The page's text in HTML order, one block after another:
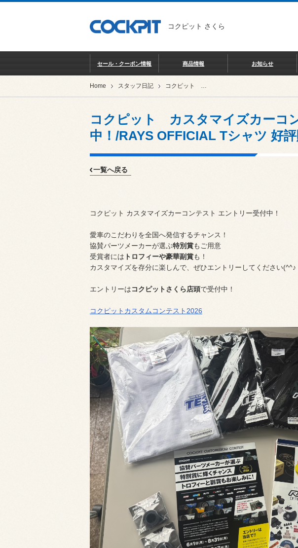
コクピット さくら
セール・クーポン情報 商品情報 お知らせ
Home スタッフ日記 コクピット カスタマイズカーコンテスト2026開催中！/RAYS OFFICIAL Tシャツ 好評販売中！
コクピット カスタマイズカーコ
中！/RAYS OFFICIAL Tシャツ 好評
一覧へ戻る
コクピット カスタマイズカーコンテスト エントリー受付中！
愛車のこだわりを全国へ発信するチャンス！
協賛パーツメーカーが選ぶ特別賞もご用意
受賞者には トロフィーや豪華副賞も！
カスタマイズを存分に楽しんで、ぜひエントリーしてください(^^♪
エントリーはコクピットさくら店頭で受付中！
コクピットカスタムコンテスト2026